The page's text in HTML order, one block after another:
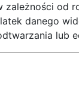
zależności od
danego
lub